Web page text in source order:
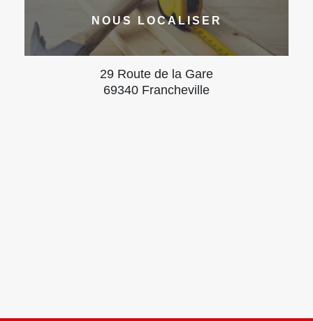
NOUS LOCALISER
29 Route de la Gare
69340 Francheville